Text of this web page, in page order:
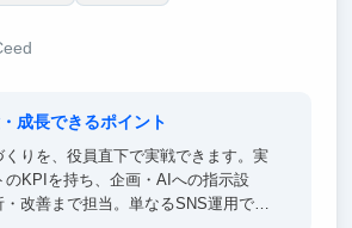
成長できるポイント
りを、役員直下で実戦できます。実
のKPIを持ち、企画・AIへの指示設
改善まで担当。単なるSNS運用では